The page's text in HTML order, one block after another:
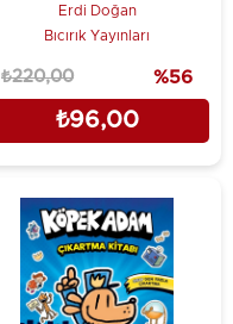
Erdi Doğan
Bıcırık Yayınları
₺96,00
₺220,00 %56